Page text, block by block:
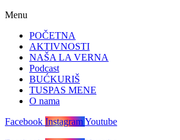
Menu
POČETNA
AKTIVNOSTI
NAŠA LA VERNA
Podcast
BUĆKURIŠ
TUSPAS MENE
O nama
Facebook InstagramYoutube